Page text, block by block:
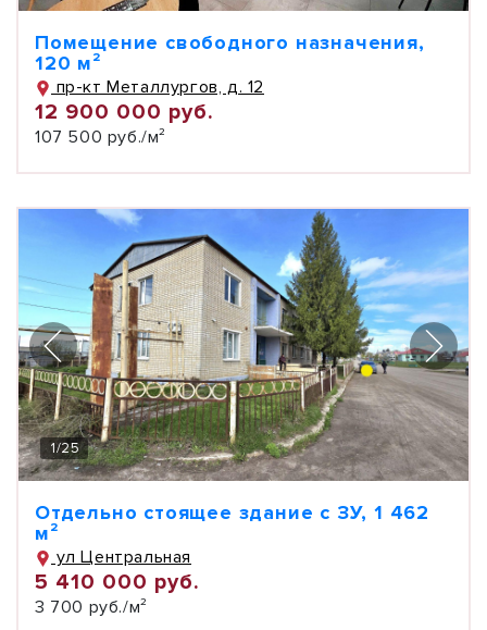
Помещение свободного назначения,
120 м²
пр-кт Металлургов, д. 12
12 900 000 руб.
107 500 руб./м²
1/25
Отдельно стоящее здание с ЗУ, 1 462
м²
ул Центральная
5 410 000 руб.
3 700 руб./м²